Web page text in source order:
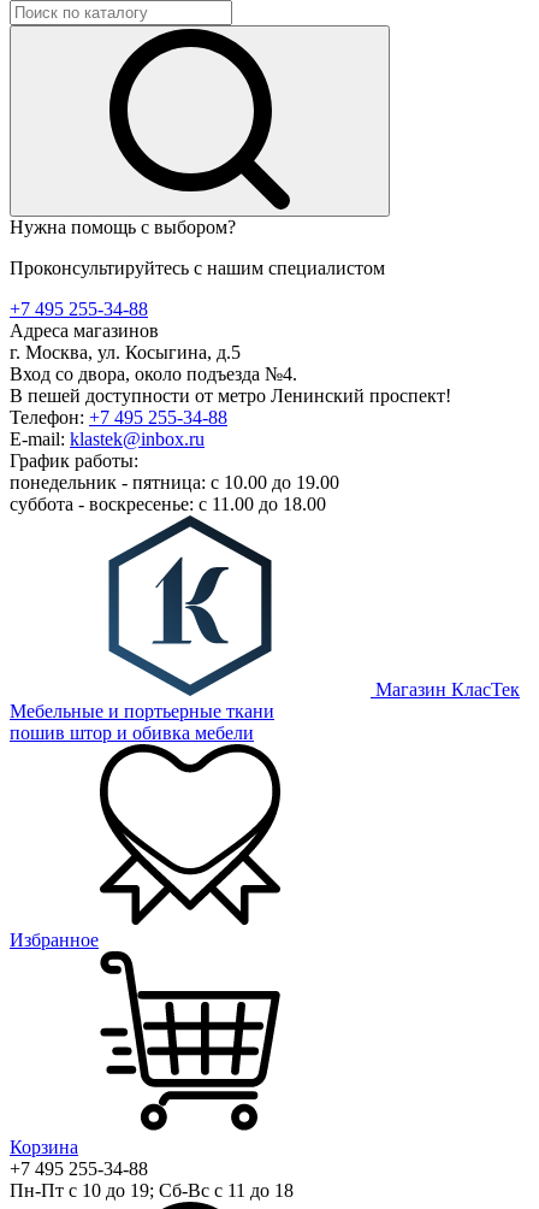
Нужна помощь с выбором?
Проконсультируйтесь с нашим специалистом
+7 495 255-34-88
Адреса магазинов
г. Москва, ул. Косыгина, д.5
Вход со двора, около подъезда №4.
В пешей доступности от метро Ленинский проспект!
Телефон: +7 495 255-34-88
E-mail: klastek@inbox.ru
График работы:
понедельник - пятница: с 10.00 до 19.00
суббота - воскресенье: с 11.00 до 18.00
Магазин КласТек
Мебельные и портьерные ткани
пошив штор и обивка мебели
Избранное
Корзина
+7 495 255-34-88
Пн-Пт с 10 до 19; Сб-Вс с 11 до 18